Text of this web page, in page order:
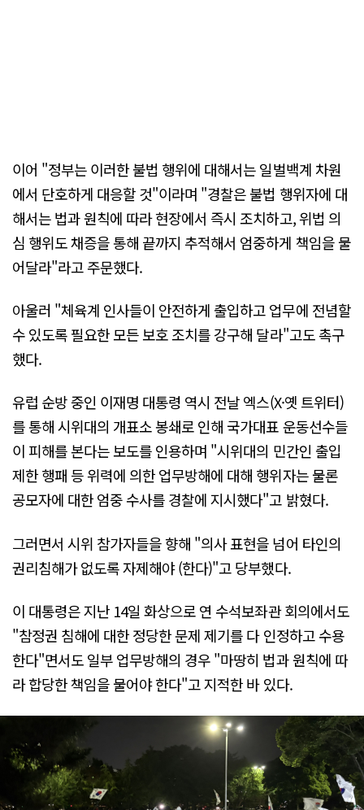
이어 "정부는 이러한 불법 행위에 대해서는 일벌백계 차원
에서 단호하게 대응할 것"이라며 "경찰은 불법 행위자에 대
해서는 법과 원칙에 따라 현장에서 즉시 조치하고, 위법 의
심 행위도 채증을 통해 끝까지 추적해서 엄중하게 책임을 물
어달라"라고 주문했다.
아울러 "체육계 인사들이 안전하게 출입하고 업무에 전념할
수 있도록 필요한 모든 보호 조치를 강구해 달라"고도 촉구
했다.
유럽 순방 중인 이재명 대통령 역시 전날 엑스(X·옛 트위터)
를 통해 시위대의 개표소 봉쇄로 인해 국가대표 운동선수들
이 피해를 본다는 보도를 인용하며 "시위대의 민간인 출입
제한 행패 등 위력에 의한 업무방해에 대해 행위자는 물론
공모자에 대한 엄중 수사를 경찰에 지시했다"고 밝혔다.
그러면서 시위 참가자들을 향해 "의사 표현을 넘어 타인의
권리침해가 없도록 자제해야 (한다)"고 당부했다.
이 대통령은 지난 14일 화상으로 연 수석보좌관 회의에서도
"참정권 침해에 대한 정당한 문제 제기를 다 인정하고 수용
한다"면서도 일부 업무방해의 경우 "마땅히 법과 원칙에 따
라 합당한 책임을 물어야 한다"고 지적한 바 있다.